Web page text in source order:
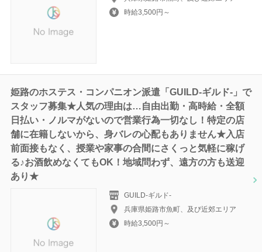
時給3,500円～
姫路のホステス・コンパニオン派遣「GUILD-ギルド‐」で
スタッフ募集★人気の理由は…自由出勤・高時給・全額
日払い・ノルマがないので営業行為一切なし！特定の店
舗に在籍しないから、身バレの心配もありません★入店
前面接もなく、授業や家事の合間にさくっと気軽に稼げ
る♪お酒飲めなくてもOK！地域問わず、遠方の方も送迎
あり★
GUILD-ギルド‐
兵庫県姫路市魚町、及び近郊エリア
時給3,500円～